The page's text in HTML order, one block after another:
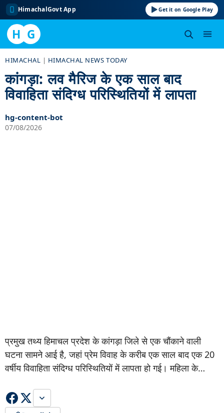
HimachalGovt App Get it on Google Play
H G
content
HIMACHAL | HIMACHAL NEWS TODAY
कांगड़ा: लव मैरिज के एक साल बाद
विवाहिता संदिग्ध परिस्थितियों में लापता
hg-content-bot
07/08/2026
प्रमुख तथ्य हिमाचल प्रदेश के कांगड़ा जिले से एक चौंकाने वाली
घटना सामने आई है, जहां प्रेम विवाह के करीब एक साल बाद एक 20
वर्षीय विवाहिता संदिग्ध परिस्थितियों में लापता हो गई। महिला के…